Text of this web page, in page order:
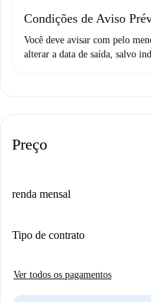
Condições de Aviso
Você deve avisar com pelo
alterar a data de saída, salvo
Preço
renda mensal
Tipo de contrato
Ver todos os pagamentos